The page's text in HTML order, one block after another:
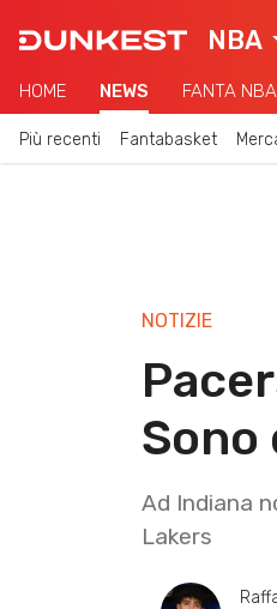
NBA
HOME NEWS FANTA NBA
Più recenti Fantabasket
NOTIZIE
Sono
Ad Indiana
Lakers